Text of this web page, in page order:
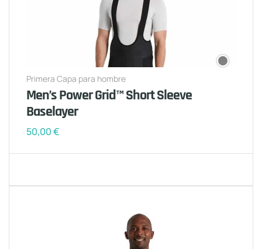
Primera Capa para hombre
Men’s Power Grid™ Short Sleeve
Baselayer
50,00€